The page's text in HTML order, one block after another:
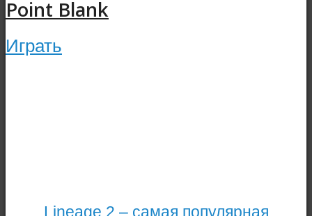
Point Blank
Играть
Lineage 2 – самая популярная